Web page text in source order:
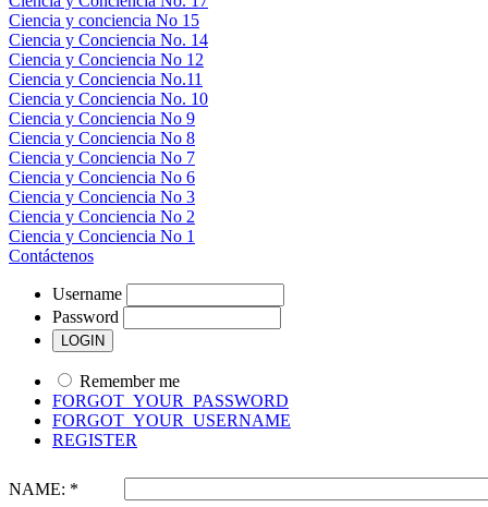
Ciencia y conciencia No 15
Ciencia y Conciencia No. 14
Ciencia y Conciencia No 12
Ciencia y Conciencia No.11
Ciencia y Conciencia No. 10
Ciencia y Conciencia No 9
Ciencia y Conciencia No 8
Ciencia y Conciencia No 7
Ciencia y Conciencia No 6
Ciencia y Conciencia No 3
Ciencia y Conciencia No 2
Ciencia y Conciencia No 1
Contáctenos
Username
Password
Remember me
FORGOT_YOUR_PASSWORD
FORGOT_YOUR_USERNAME
REGISTER
NAME: *